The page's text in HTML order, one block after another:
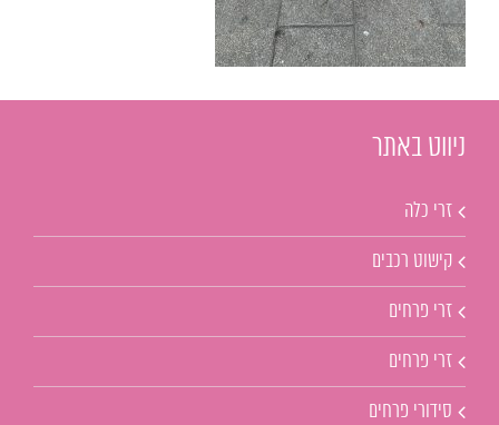
ניווט באתר
זרי כלה
קישוט רכבים
זרי פרחים
זרי פרחים
סידורי פרחים